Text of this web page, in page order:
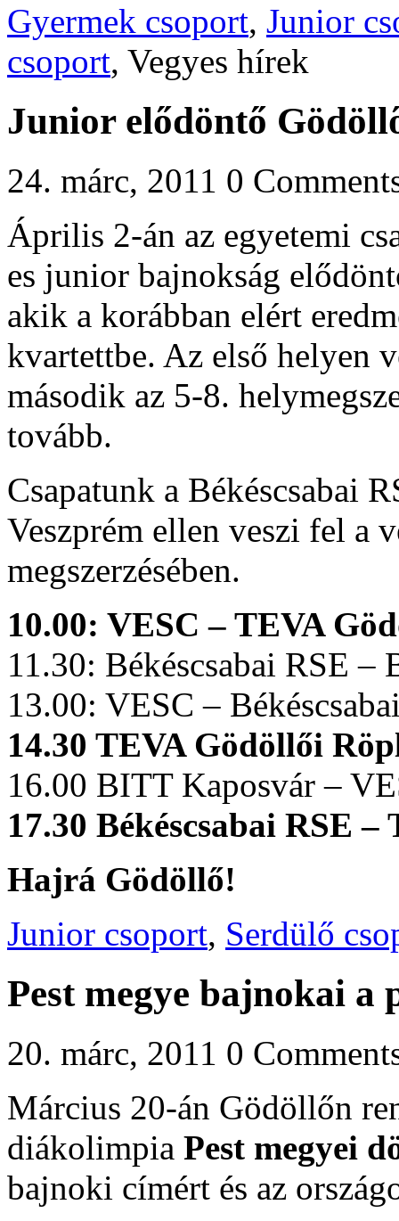
Gyermek csoport, Junior
csoport, Vegyes hírek
Junior elődöntő
24. márc, 2011 0
Április 2-án az egyetemi
es junior bajnokság
akik a korábban elért
kvartettbe. Az első helyen
második az 5-8.
tovább.
Csapatunk a Békéscsabai
Veszprém ellen veszi fel a
megszerzésében.
10.00: VESC – TEVA
11.30: Békéscsabai RSE –
13.00: VESC –
14.30 TEVA Gödöllői
16.00 BITT Kaposvár –
17.30 Békéscsabai RSE
Hajrá Gödöllő!
Junior csoport, Serdülő
Pest megye bajnokai a
20. márc, 2011 0
Március 20-án Gödöllőn
diákolimpia Pest megyei
bajnoki címért és az